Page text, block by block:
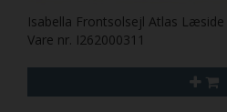
Isabella Frontsolsejl Atlas
Vare nr. I262000311